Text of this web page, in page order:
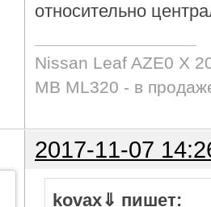
относительно
Nissan Leaf AZE0 X
MB ML320 - в
2017-11-07
kovax⇓ пишет: